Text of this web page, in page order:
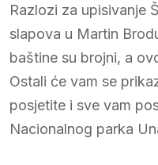
Razlozi za upisivanje
slapova u Martin
baštine su brojni, a
Ostali će vam se
posjetite i sve vam
Nacionalnog parka